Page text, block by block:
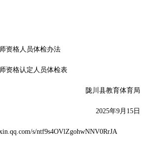
资格人员体检办法
资格认定人员体检表
陇川县教育体育局
2025年9月15日
s/ntf9s4OVlZgohwNNV0RrJA